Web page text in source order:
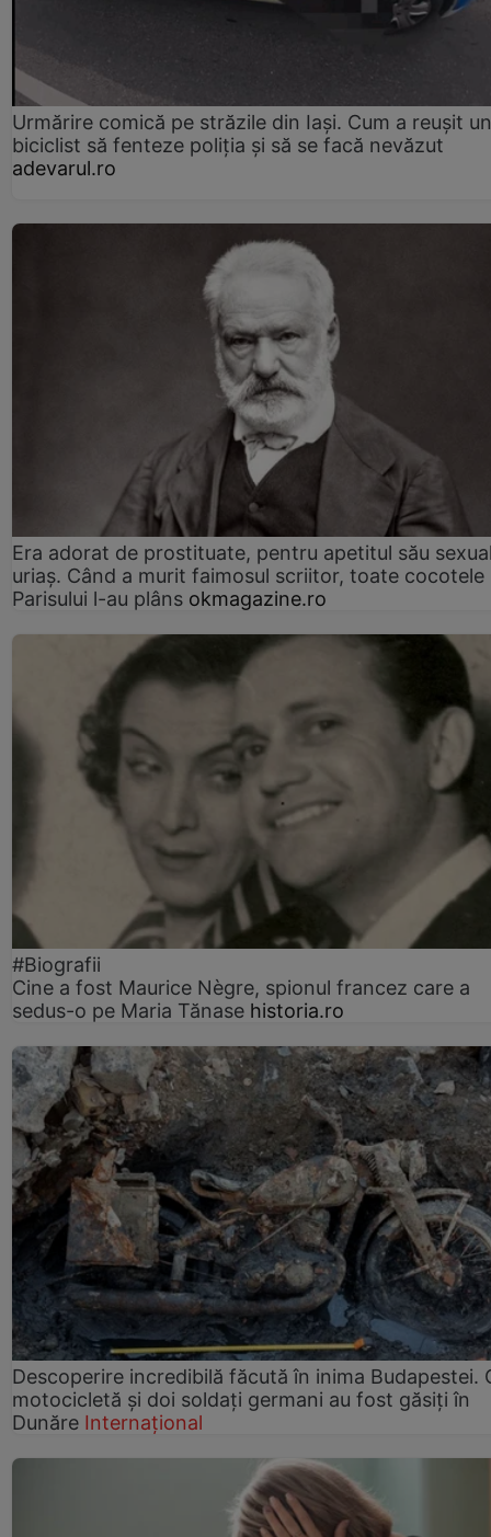
Urmărire comică pe străzile din Iași. Cum a reușit un
biciclist să fenteze poliția și să se facă nevăzut
adevarul.ro
Era adorat de prostituate, pentru apetitul său
uriaș. Când a murit faimosul scriitor, toate cocotele
Parisului l-au plâns okmagazine.ro
#Biografii
Cine a fost Maurice Nègre, spionul francez care a
sedus-o pe Maria Tănase historia.ro
Descoperire incredibilă făcută în inima Budapestei.
motocicletă și doi soldați germani au fost găsiți în
Dunăre Internațional